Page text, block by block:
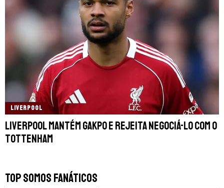
LIVERPOOL
Liverpool mantém Gakpo e rejeita negociá-lo com o
Tottenham
TOP SOMOS FANÁTICOS